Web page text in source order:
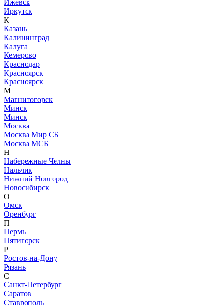
Ижевск
Иркутск
К
Казань
Калининград
Калуга
Кемерово
Краснодар
Красноярск
Красноярск
М
Магнитогорск
Минск
Минск
Москва
Москва Мир СБ
Москва МСБ
Н
Набережные Челны
Нальчик
Нижний Новгород
Новосибирск
О
Омск
Оренбург
П
Пермь
Пятигорск
Р
Ростов-на-Дону
Рязань
С
Санкт-Петербург
Саратов
Ставрополь